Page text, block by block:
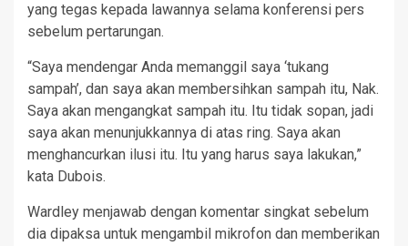
yang tegas kepada lawannya selama konferensi pers
sebelum pertarungan.
“Saya mendengar Anda memanggil saya ‘tukang
sampah’, dan saya akan membersihkan sampah itu, Nak.
Saya akan mengangkat sampah itu. Itu tidak sopan, jadi
saya akan menunjukkannya di atas ring. Saya akan
menghancurkan ilusi itu. Itu yang harus saya lakukan,”
kata Dubois.
Wardley menjawab dengan komentar singkat sebelum
dia dipaksa untuk mengambil mikrofon dan memberikan